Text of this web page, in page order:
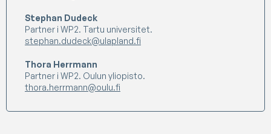
Stephan Dudeck
Partner i WP2. Tartu universitet.
stephan.dudeck@ulapland.fi
Thora Herrmann
Partner i WP2. Oulun yliopisto.
thora.herrmann@oulu.fi